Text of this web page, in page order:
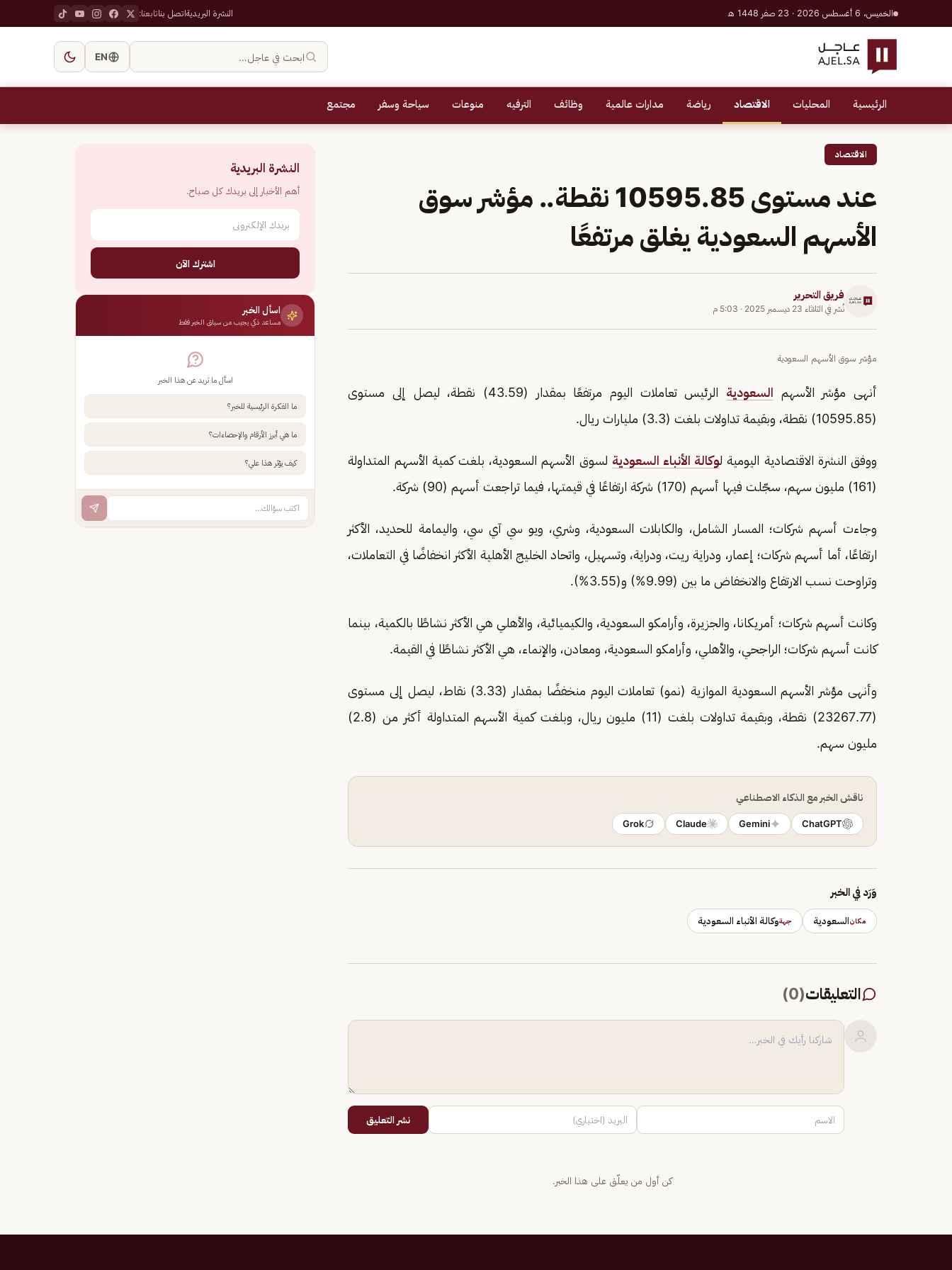
الخميس، 6 أغسطس 2026 · 23 صفر 1448 هـ النشرة البريديةاتصل بناتابعنا:
ابحث في عاجل… EN
الرئيسية المحليات الاقتصاد رياضة مدارات عالمية وظائف الترفيه منوعات سياحة وسفر مجتمع
الاقتصاد
عند مستوى 10595.85 نقطة.. مؤشر سوق
الأسهم السعودية يغلق مرتفعًا
فريق التحرير
نُشر في الثلاثاء 23 ديسمبر 2025 · 5:03 م
مؤشر سوق الأسهم السعودية
أنهى مؤشر الأسهم السعودية
الرئيس تعاملات اليوم مرتفعًا بمقدار (43.59) نقطة، ليصل إلى مستوى
(10595.85) نقطة، وبقيمة تداولات بلغت (3.3) مليارات ريال.
ووفق النشرة الاقتصادية اليومية لوكالة الأنباء السعودية لسوق الأسهم السعودية، بلغت كمية الأسهم المتداولة
(161) مليون سهم، سجّلت فيها أسهم (170) شركة ارتفاعًا في قيمتها، فيما تراجعت أسهم (90) شركة.
وجاءت أسهم شركات؛ المسار الشامل، والكابلات السعودية، وشري، ويو سي آي سي، واليمامة للحديد، الأكثر
ارتفاعًا، أما أسهم شركات؛ إعمار، ودراية ريت، ودراية، وتسهيل، واتحاد الخليج الأهلية الأكثر انخفاضًا في التعاملات،
وتراوحت نسب الارتفاع والانخفاض ما بين (9.99%) و(3.55%).
وكانت أسهم شركات؛ أمريكانا، والجزيرة، وأرامكو السعودية، والكيميائية، والأهلي هي الأكثر نشاطًا بالكمية، بينما
كانت أسهم شركات؛ الراجحي، والأهلي، وأرامكو السعودية، ومعادن، والإنماء، هي الأكثر نشاطًا في القيمة.
وأنهى مؤشر الأسهم السعودية الموازية (نمو) تعاملات اليوم منخفضًا بمقدار (3.33) نقاط، ليصل إلى مستوى
(23267.77) نقطة، وبقيمة تداولات بلغت (11) مليون ريال، وبلغت كمية الأسهم المتداولة أكثر من (2.8)
مليون سهم.
ناقش الخبر مع الذكاء الاصطناعي
ChatGPT
Gemini
Claude
Grok
وَرَد في الخبر
مكانالسعودية جهةوكالة الأنباء السعودية
التعليقات(
0
)
نشر التعليق
كن أول من يعلّق على هذا الخبر.
النشرة البريدية
أهم الأخبار إلى بريدك كل صباح.
اشترك الآن
اسأل الخبر
مساعد ذكي يجيب من سياق الخبر فقط
اسأل ما تريد عن هذا الخبر
ما الفكرة الرئيسية للخبر؟
ما هي أبرز الأرقام والإحصاءات؟
كيف يؤثر هذا علي؟